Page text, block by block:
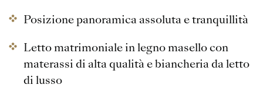
Posizione panoramica assoluta e tranquillità
Letto matrimoniale in legno masello con
materassi di alta qualità e biancheria da letto
di lusso